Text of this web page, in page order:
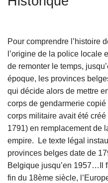
Pour comprendre l’histoire
l’origine de la police locale
de remonter le temps,
époque, les provinces
qui décide alors de mettre
corps de gendarmerie
corps militaire avait été
1791) en remplacement de
empire. Le texte légal
provinces belges date de
Belgique jusqu’en 1957…Il
fin du 18ème siècle,